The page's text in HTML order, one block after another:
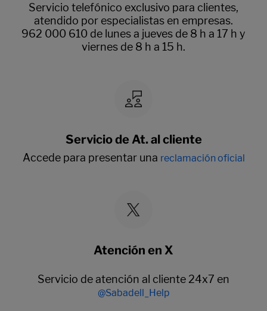
Servicio telefónico exclusivo para clientes,
atendido por especialistas en empresas.
962 000 610 de lunes a jueves de 8 h a 17 h y
viernes de 8 h a 15 h.
Servicio de At. al cliente
Accede para presentar una reclamación oficial
Atención en X
Servicio de atención al cliente 24x7 en
@Sabadell_Help